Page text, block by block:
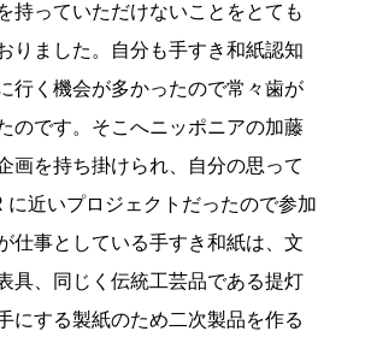
持っていただけないことをとても
りました。自分も手すき和紙認知
行く機会が多かったので常々歯が
のです。そこへニッポニアの加藤
画を持ち掛けられ、自分の思って
に近いプロジェクトだったので参加
仕事としている手すき和紙は、文
具、同じく伝統工芸品である提灯
にする製紙のため二次製品を作る